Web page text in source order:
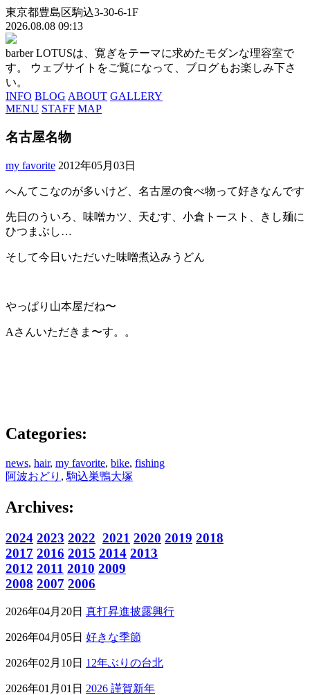
東京都豊島区駒込3-30-6-1F
2026.08.08 09:13
barber LOTUSは、寛ぎをテーマに求めたモダンな理容室で
す。 ウェブサイトをご覧になって、ブログもお楽しみ下さ
い。
INFO BLOG ABOUT GALLERY
MENU STAFF MAP
名古屋名物
my favorite 2012年05月03日
へんてこなのが多いけど、名古屋の食べ物って好きなんです
先日のういろ、味噌カツ、天むす、小倉トースト、きし麺に
ひつまぶし…
そして今日いただいた味噌煮込みうどん
やっぱり山本屋だね〜
Aさんいただきま〜す。。
Categories:
news, hair, my favorite, bike, fishing
阿波おどり , 駒込巣鴨大塚
Archives:
2024 2023 2022 2021 2020 2019 2018
2017 2016 2015 2014 2013
2012 2011 2010 2009
2008 2007 2006
2026年04月20日 真打昇進披露興行
2026年04月05日 好きな季節
2026年02月10日 12年ぶりの台北
2026年01月01日 2026 謹賀新年